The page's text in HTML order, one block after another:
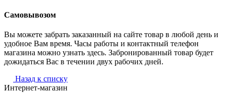
Самовывозом
Вы можете забрать заказанный на сайте товар в любой день и
удобное Вам время. Часы работы и контактный телефон
магазина можно узнать здесь. Забронированный товар будет
дожидаться Вас в течении двух рабочих дней.
Назад к списку
Интернет-магазин